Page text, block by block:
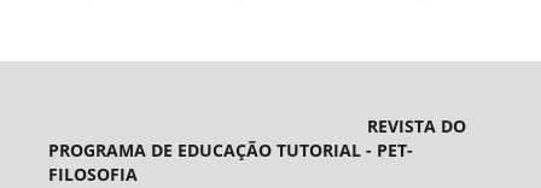
REVISTA DO
PROGRAMA DE EDUCAÇÃO TUTORIAL - PET-
FILOSOFIA